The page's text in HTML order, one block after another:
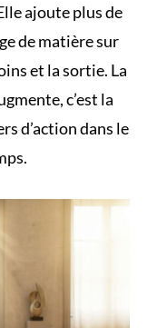
ajoute plus de
de matière sur
et la sortie. La
c’est la
d’action dans le